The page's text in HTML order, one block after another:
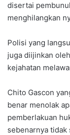
disertai
menghilangkan
Polisi yang
juga diijinkan
kejahatan
Chito Gascon
benar menolak
pemberlakuan
sebenarnya tidak